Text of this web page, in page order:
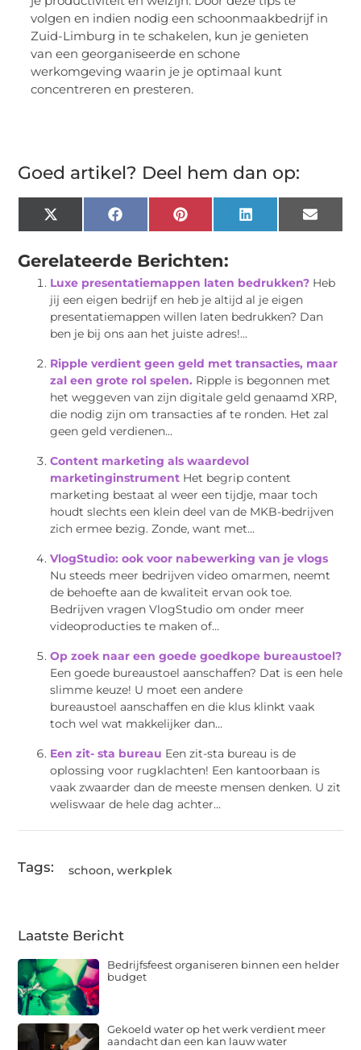
volgen en indien nodig een schoonmaakbedrijf in
Zuid-Limburg in te schakelen, kun je genieten
van een georganiseerde en schone
werkomgeving waarin je je optimaal kunt
concentreren en presteren.
Goed artikel? Deel hem dan op:
X
(Twitter)
FacebookPinterestLinkedInEmail
Gerelateerde Berichten:
Luxe presentatiemappen laten bedrukken? Heb
jij een eigen bedrijf en heb je altijd al je eigen
presentatiemappen willen laten bedrukken? Dan
ben je bij ons aan het juiste adres!...
Ripple verdient geen geld met transacties, maar
zal een grote rol spelen. Ripple is begonnen met
het weggeven van zijn digitale geld genaamd XRP,
die nodig zijn om transacties af te ronden. Het zal
geen geld verdienen...
Content marketing als waardevol
marketinginstrument Het begrip content
marketing bestaat al weer een tijdje, maar toch
houdt slechts een klein deel van de MKB-bedrijven
zich ermee bezig. Zonde, want met...
VlogStudio: ook voor nabewerking van je vlogs
Nu steeds meer bedrijven video omarmen, neemt
de behoefte aan de kwaliteit ervan ook toe.
Bedrijven vragen VlogStudio om onder meer
videoproducties te maken of...
Op zoek naar een goede goedkope bureaustoel?
Een goede bureaustoel aanschaffen? Dat is een hele
slimme keuze! U moet een andere
bureaustoel aanschaffen en die klus klinkt vaak
toch wel wat makkelijker dan...
Een zit- sta bureau Een zit-sta bureau is de
oplossing voor rugklachten! Een kantoorbaan is
vaak zwaarder dan de meeste mensen denken. U zit
weliswaar de hele dag achter...
Tags: schoon,werkplek
Laatste Bericht
Bedrijfsfeest organiseren binnen een helder
budget
Gekoeld water op het werk verdient meer
aandacht dan een kan lauw water